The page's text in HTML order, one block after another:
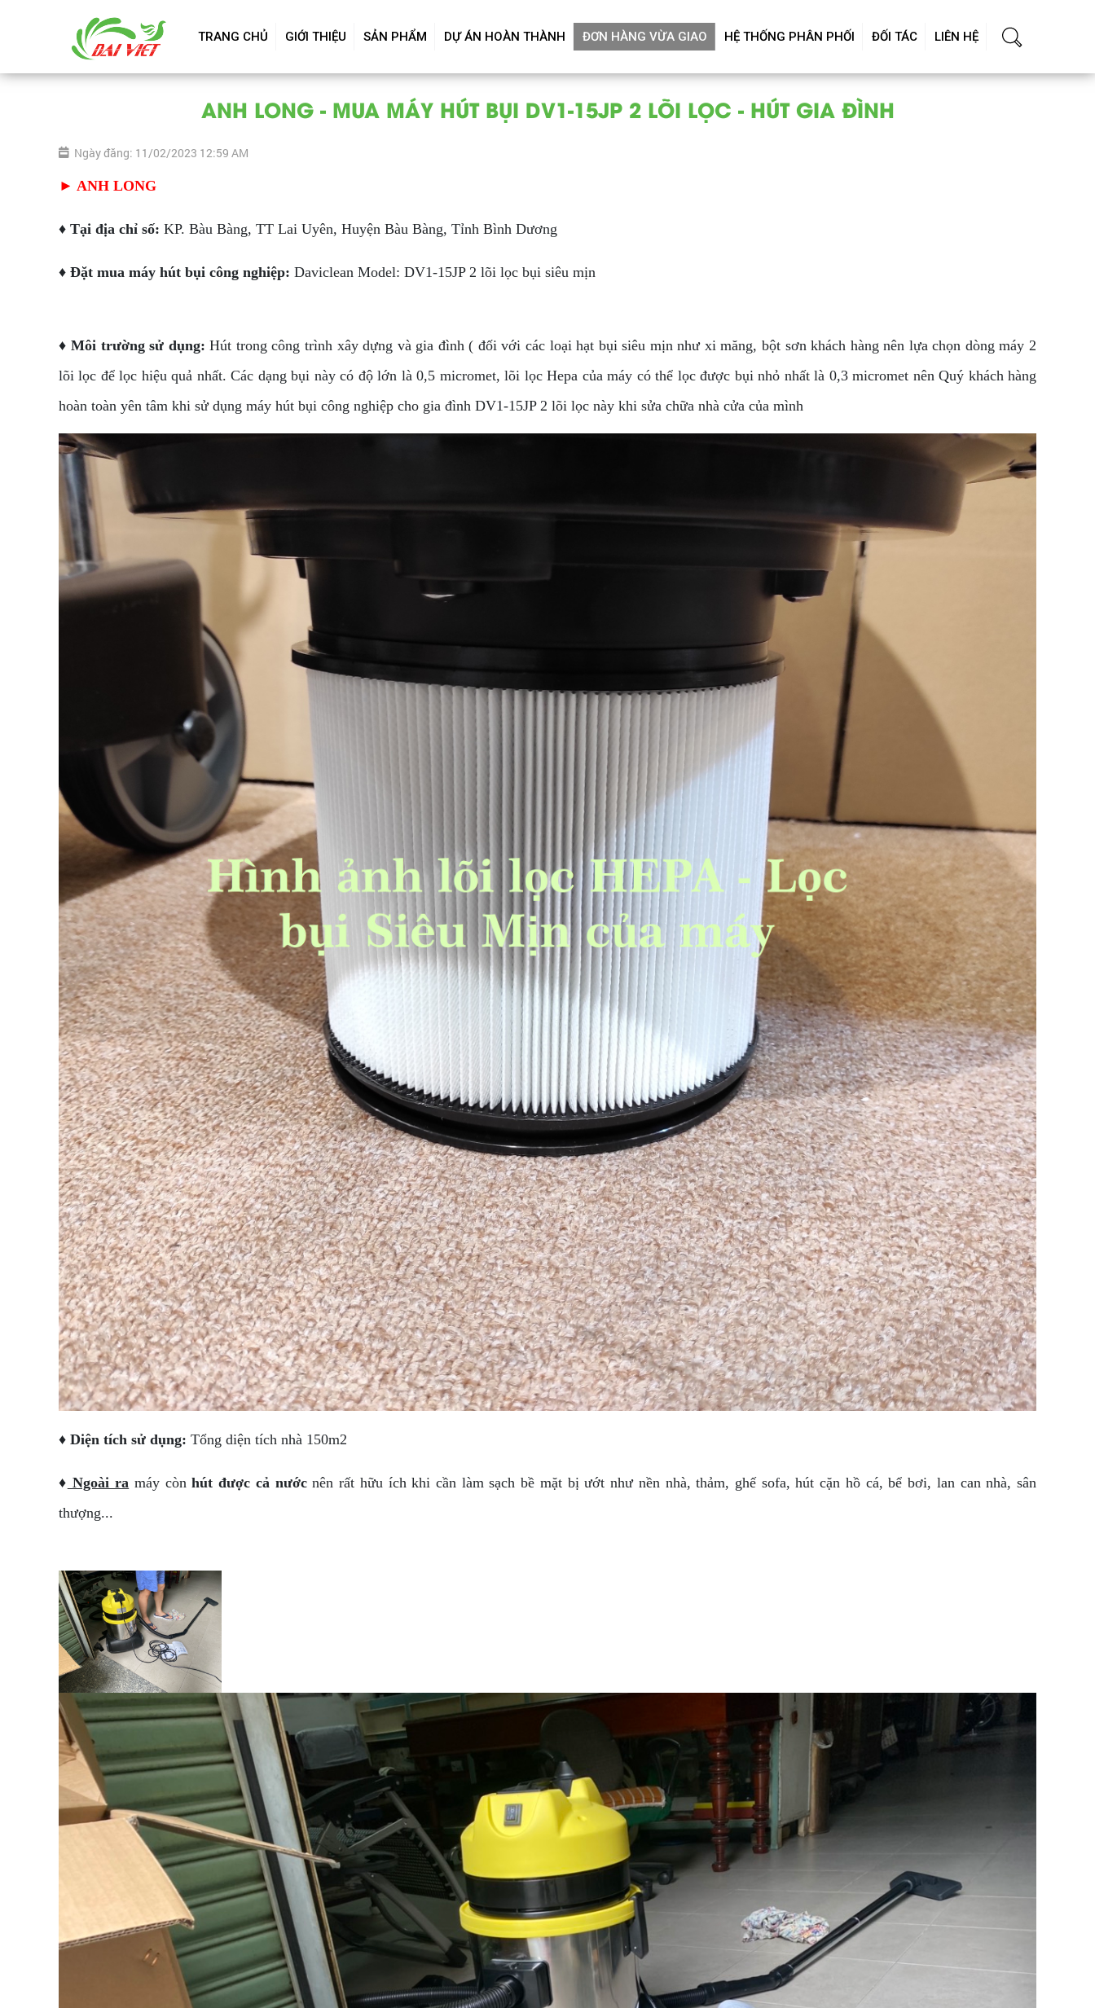
TRANG CHỦ GIỚI THIỆU SẢN PHẨM DỰ ÁN HOÀN THÀNH ĐƠN HÀNG VỪA GIAO HỆ THỐNG PHÂN PHỐI ĐỐI TÁC LIÊN HỆ
ANH LONG - MUA MÁY HÚT BỤI DV1-15JP 2 LÕI LỌC - HÚT GIA ĐÌNH
Ngày đăng: 11/02/2023 12:59 AM
► ANH LONG
♦ Tại địa chỉ số: KP. Bàu Bàng, TT Lai Uyên, Huyện Bàu Bàng, Tỉnh Bình Dương
♦ Đặt mua máy hút bụi công nghiệp: Daviclean Model: DV1-15JP 2 lõi lọc bụi siêu mịn
♦ Môi trường sử dụng: Hút trong công trình xây dựng và gia đình ( đối với các loại hạt bụi siêu mịn như xi măng, bột sơn khách hàng nên lựa chọn dòng máy 2
lõi lọc để lọc hiệu quả nhất. Các dạng bụi này có độ lớn là 0,5 micromet, lõi lọc Hepa của máy có thể lọc được bụi nhỏ nhất là 0,3 micromet nên Quý khách hàng
hoàn toàn yên tâm khi sử dụng máy hút bụi công nghiệp cho gia đình DV1-15JP 2 lõi lọc này khi sửa chữa nhà cửa của mình
♦ Diện tích sử dụng: Tổng diện tích nhà 150m2
♦ Ngoài ra máy cònhút được cả nướcnên rất hữu ích khi cần làm sạch bề mặt bị ướt như nền nhà, thảm, ghế sofa, hút cặn hồ cá, bể bơi, lan can nhà, sân
thượng...